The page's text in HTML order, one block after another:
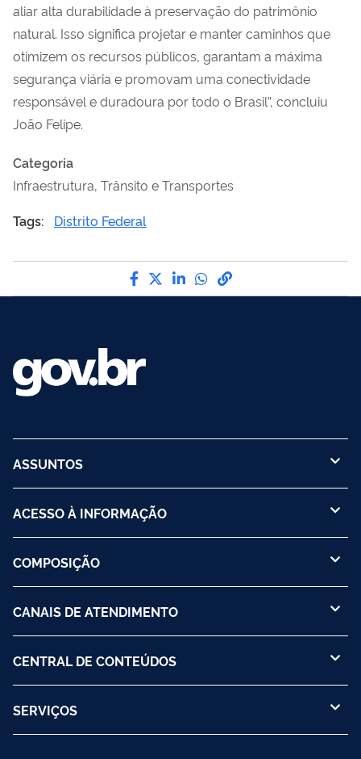
aliar alta durabilidade à preservação do patrimônio
natural. Isso significa projetar e manter caminhos que
otimizem os recursos públicos, garantam a máxima
segurança viária e promovam uma conectividade
responsável e duradoura por todo o Brasil”, concluiu
João Felipe.
Categoria
Infraestrutura, Trânsito e Transportes
Tags:
Distrito Federal
Compartilhe por Facebook
Compartilhe por Twitter
Compartilhe por
Compartilhe por
link para Copiar
ASSUNTOS
ACESSO À INFORMAÇÃO
COMPOSIÇÃO
CANAIS DE ATENDIMENTO
CENTRAL DE CONTEÚDOS
SERVIÇOS